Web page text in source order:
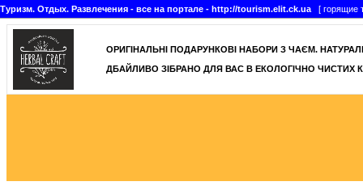
Туризм. Отдых. Развлечения - все на портале - http://tourism.elit.ck.ua [ горящие
ОРИГІНАЛЬНІ ПОДАРУНКОВІ НАБОРИ З ЧАЄМ.
ДБАЙЛИВО ЗІБРАНО ДЛЯ ВАС В ЕКОЛОГІЧНО ЧИСТИХ